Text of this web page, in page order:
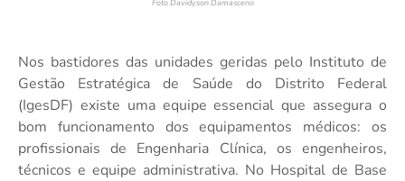
Foto Davidyson Damasceno
Nos bastidores das unidades geridas pelo Instituto de
Gestão Estratégica de Saúde do Distrito Federal
(IgesDF) existe uma equipe essencial que assegura o
bom funcionamento dos equipamentos médicos: os
profissionais de Engenharia Clínica, os engenheiros,
técnicos e equipe administrativa. No Hospital de Base